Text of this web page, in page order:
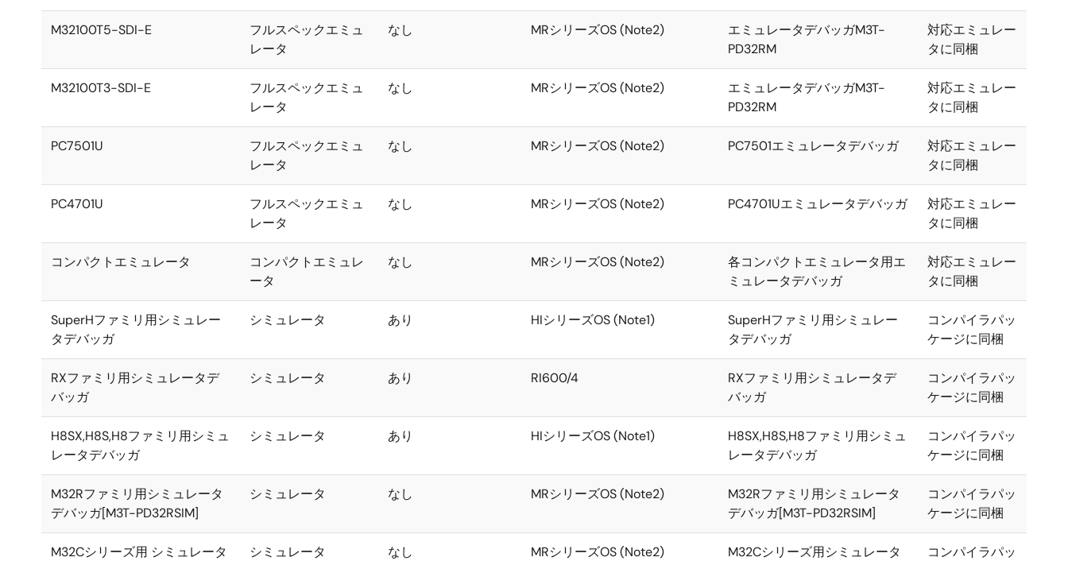
M32100T5-SDI-E
フルスペックエミュ
レータ
なし MRシリーズOS (Note2)
エミュレータデバッガM3T-
PD32RM
対応エミュレー
タに同梱
M32100T3-SDI-E
フルスペックエミュ
レータ
なし MRシリーズOS (Note2)
エミュレータデバッガM3T-
PD32RM
対応エミュレー
タに同梱
PC7501U
フルスペックエミュ
レータ
なし MRシリーズOS (Note2) PC7501エミュレータデバッガ
対応エミュレー
タに同梱
PC4701U
フルスペックエミュ
レータ
なし MRシリーズOS (Note2) PC4701Uエミュレータデバッガ
対応エミュレー
タに同梱
コンパクトエミュレータ
コンパクトエミュレ
ータ
なし MRシリーズOS (Note2)
各コンパクトエミュレータ用エ
ミュレータデバッガ
対応エミュレー
タに同梱
SuperHファミリ用シミュレー
タデバッガ
シミュレータ あり HIシリーズOS (Note1)
SuperHファミリ用シミュレー
タデバッガ
コンパイラパッ
ケージに同梱
RXファミリ用シミュレータデ
バッガ
シミュレータ あり RI600/4
RXファミリ用シミュレータデ
バッガ
コンパイラパッ
ケージに同梱
H8SX,H8S,H8ファミリ用シミュ
レータデバッガ
シミュレータ あり HIシリーズOS (Note1)
H8SX,H8S,H8ファミリ用シミュ
レータデバッガ
コンパイラパッ
ケージに同梱
M32Rファミリ用シミュレータ
デバッガ[M3T-PD32RSIM]
シミュレータ なし MRシリーズOS (Note2)
M32Rファミリ用シミュレータ
デバッガ[M3T-PD32RSIM]
コンパイラパッ
ケージに同梱
M32Cシリーズ用 シミュレータ
シミュレータ なし MRシリーズOS (Note2)
M32Cシリーズ用シミュレータ
コンパイラパッ